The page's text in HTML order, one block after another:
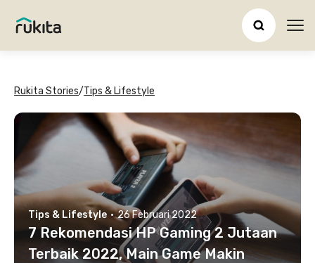
Rukita Stories/Tips & Lifestyle
Tips & Lifestyle · 26 Februari 2022
7 Rekomendasi HP Gaming 2 Jutaan
Terbaik 2022, Main Game Makin